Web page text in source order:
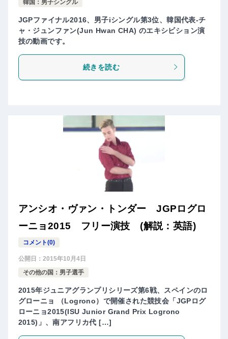
韓国：男子シングル
JGPファイナル2016、男子iシングル第3位、韓国代表-チ
ャ・ジュンファン(Jun Hwan CHA) のエキシビション演
技の動画です。
続きを読む
アンシオ・ヴァン・トンダー JGPログロ
ーニョ2015 フリー演技 (解説：英語)
コメント(0)
公開日： 2015年10月4日
その他の国：男子選手
2015年ジュニアグランプリシリーズ第6戦、スペインのロ
グローニョ （Logrono）で開催された競技会「JGPログ
ローニョ2015(ISU Junior Grand Prix Logrono
2015)」、南アフリカ代 […]